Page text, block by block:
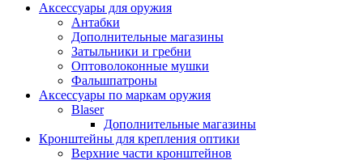
Аксессуары для оружия
Антабки
Дополнительные магазины
Затыльники и гребни
Оптоволоконные мушки
Фальшпатроны
Аксессуары по маркам оружия
Blaser
Дополнительные магазины
Кронштейны для крепления оптики
Верхние части кронштейнов